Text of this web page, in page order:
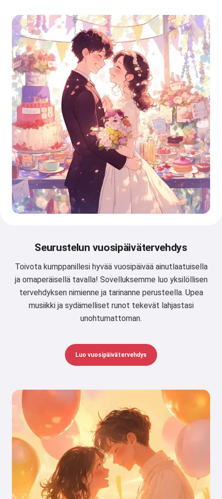
Seurustelun vuosipäivätervehdys
Toivota kumppanillesi hyvää vuosipäivää ainutlaatuisella
ja omaperäisellä tavalla! Sovelluksemme luo yksilöllisen
tervehdyksen nimienne ja tarinanne perusteella. Upea
musiikki ja sydämelliset runot tekevät lahjastasi
unohtumattoman.
Luo vuosipäivätervehdys